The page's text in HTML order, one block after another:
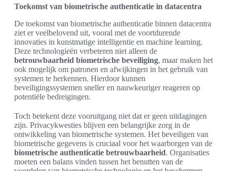
Toekomst van biometrische authenticatie in datacentra
De toekomst van biometrische authenticatie binnen datacentra
ziet er veelbelovend uit, vooral met de voortdurende
innovaties in kunstmatige intelligentie en machine learning.
Deze technologieën verbeteren niet alleen de
betrouwbaarheid biometrische beveiliging, maar maken het
ook mogelijk om patronen en afwijkingen in het gebruik van
systemen te herkennen. Hierdoor kunnen
beveiligingssystemen sneller en nauwkeuriger reageren op
potentiële bedreigingen.
Toch betekent deze vooruitgang niet dat er geen uitdagingen
zijn. Privacykwesties blijven een belangrijke zorg in de
ontwikkeling van biometrische systemen. Het beveiligen van
biometrische gegevens is cruciaal voor het waarborgen van de
biometrische authenticatie betrouwbaarheid. Organisaties
moeten een balans vinden tussen het benutten van de